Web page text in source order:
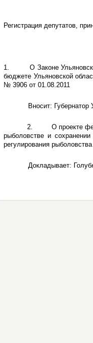
Регистрация депутатов,
1. О Законе Ульяновской
бюджете Ульяновской
№ 3906 от 01.08.2011
Вносит: Губернатор
2. О проекте
рыболовстве и
регулирования
Докладывает: Голубков